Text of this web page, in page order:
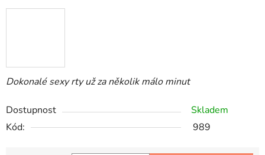
Dokonalé sexy rty už za několik málo minut
Dostupnost
Skladem
Kód:
989